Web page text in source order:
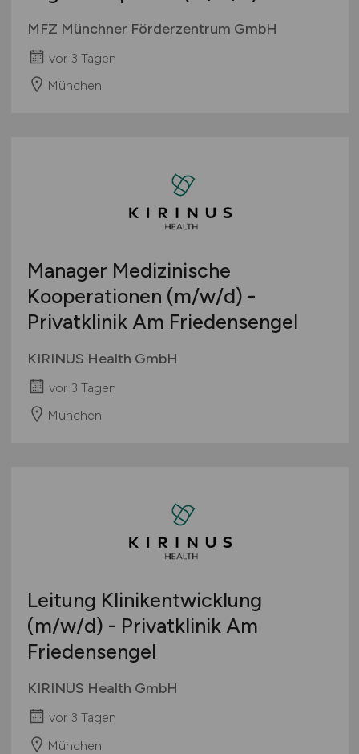
MFZ Münchner Förderzentrum GmbH
vor 3 Tagen
München
Manager Medizinische
Kooperationen (m/w/d) -
Privatklinik Am Friedensengel
KIRINUS Health GmbH
vor 3 Tagen
München
Leitung Klinikentwicklung
(m/w/d) - Privatklinik Am
Friedensengel
KIRINUS Health GmbH
vor 3 Tagen
München